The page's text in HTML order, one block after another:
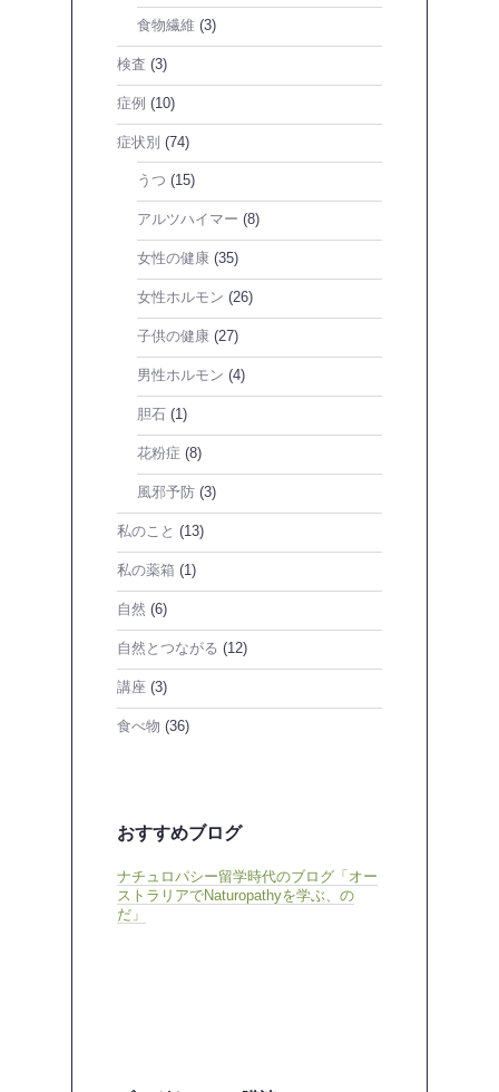
食物繊維 (3)
検査 (3)
症例 (10)
症状別 (74)
うつ (15)
アルツハイマー (8)
女性の健康 (35)
女性ホルモン (26)
子供の健康 (27)
男性ホルモン (4)
胆石 (1)
花粉症 (8)
風邪予防 (3)
私のこと (13)
私の薬箱 (1)
自然 (6)
自然とつながる (12)
講座 (3)
食べ物 (36)
おすすめブログ
ナチュロパシー留学時代のブログ「オー
ストラリアでNaturopathyを学ぶ、の
だ」